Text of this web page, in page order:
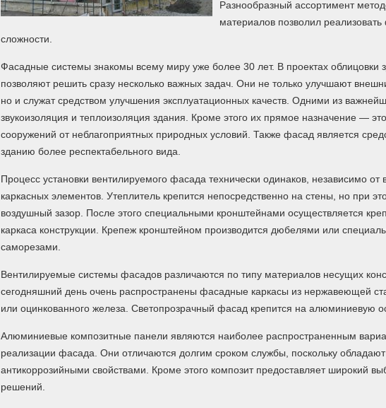
Разнообразный ассортимент
материалов позволил
сложности.
Фасадные системы знакомы всему миру уже более 30 лет. В проектах облицовки
позволяют решить сразу несколько важных задач. Они не только улучшают
но и служат средством улучшения эксплуатационных качеств. Одними из
звукоизоляция и теплоизоляция здания. Кроме этого их прямое назначение —
сооружений от неблагоприятных природных условий. Также фасад является
зданию более респектабельного вида.
Процесс установки вентилируемого фасада технически одинаков, независимо от
каркасных элементов. Утеплитель крепится непосредственно на стены, но при
воздушный зазор. После этого специальными кронштейнами осуществляется
каркаса конструкции. Крепеж кронштейном производится дюбелями или
саморезами.
Вентилируемые системы фасадов различаются по типу материалов несущих
сегодняшний день очень распространены фасадные каркасы из нержавеющей
или оцинкованного железа. Светопрозрачный фасад крепится на алюминиевую
Алюминиевые композитные панели являются наиболее распространенным
реализации фасада. Они отличаются долгим сроком службы, поскольку
антикоррозийными свойствами. Кроме этого композит предоставляет широкий
решений.